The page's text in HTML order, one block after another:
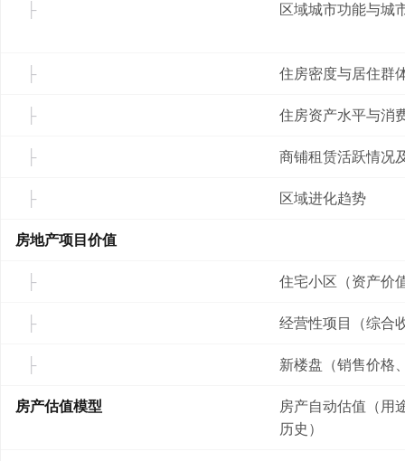
区域城市功能与城
住房密度与居住群
住房资产水平与消
商铺租赁活跃情况
区域进化趋势
房地产项目价值
住宅小区（资产价
经营性项目（综合
新楼盘（销售价格
房产估值模型
房产自动估值（用
历史）